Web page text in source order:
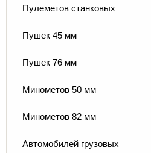
Пулеметов станковых
Пушек 45 мм
Пушек 76 мм
Минометов 50 мм
Минометов 82 мм
Автомобилей грузовых